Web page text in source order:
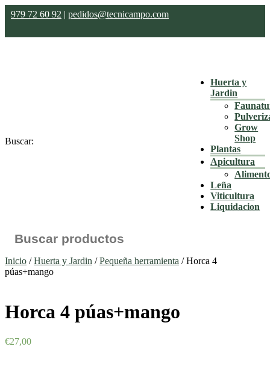
979 72 60 92 | pedidos@tecnicampo.com
Huerta y
Jardin
Grow
Shop
Plantas
Apicultura
Leña
Viticultura
Liquidacion
Buscar:
Inicio /Huerta y Jardin /Pequeña herramienta / Horca 4
púas+mango
Horca 4 púas+mango
€27,00